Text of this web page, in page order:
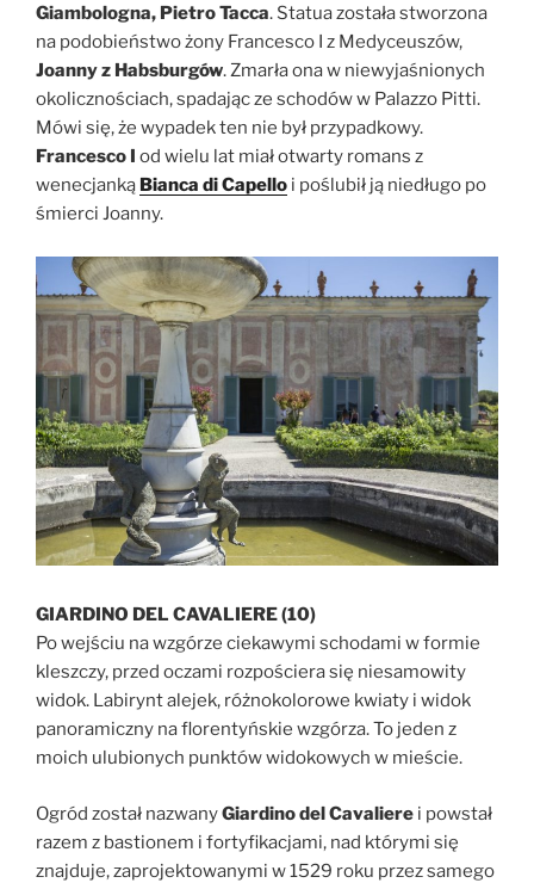
Giambologna, Pietro Tacca. Statua została stworzona
na podobieństwo żony Francesco I z Medyceuszów,
Joanny z Habsburgów. Zmarła ona w niewyjaśnionych
okolicznościach, spadając ze schodów w Palazzo Pitti.
Mówi się, że wypadek ten nie był przypadkowy.
Francesco I od wielu lat miał otwarty romans z
wenecjanką Bianca di Capello i poślubił ją niedługo po
śmierci Joanny.
GIARDINO DEL CAVALIERE (10)
Po wejściu na wzgórze ciekawymi schodami w formie
kleszczy, przed oczami rozpościera się niesamowity
widok. Labirynt alejek, różnokolorowe kwiaty i widok
panoramiczny na florentyńskie wzgórza. To jeden z
moich ulubionych punktów widokowych w mieście.
Ogród został nazwanyGiardino del Cavaliere i powstał
razem z bastionem i fortyfikacjami, nad którymi się
znajduje, zaprojektowanymi w 1529 roku przez samego